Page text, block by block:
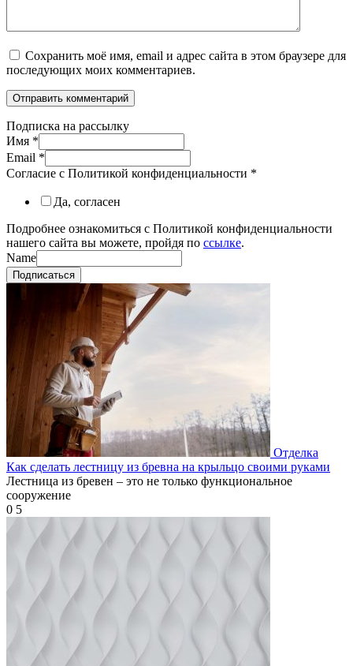
Сохранить моё имя, email и адрес сайта в этом браузере для
последующих моих комментариев.
Подписка на рассылку
Имя *
Email *
Согласие с Политикой конфиденциальности *
Да, согласен
Подробнее ознакомиться с Политикой конфиденциальности
нашего сайта вы можете, пройдя по ссылке.
Name
Подписаться
Отделка
Как сделать лестницу из бревна на крыльцо своими руками
Лестница из бревен – это не только функциональное
сооружение
0 5